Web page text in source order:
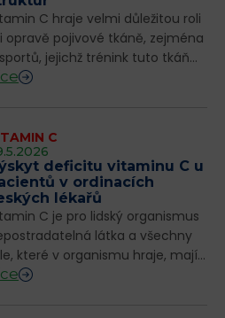
C hraje velmi důležitou roli
opravě pojivové tkáně, zejména
jejichž trénink tuto tkáň
poškozuje. Nejhojnější
C
deficitu vitaminu C u
v ordinacích
lékařů
C je pro lidský organismus
látka a všechny
které v organismu hraje, mají
člověka zásadní důležitost, ať